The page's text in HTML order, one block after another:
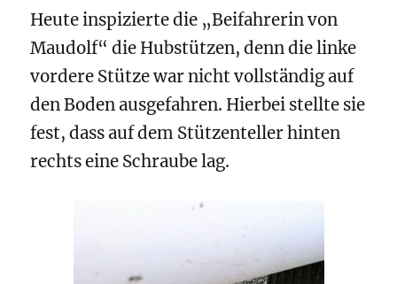
Heute inspizierte die „Beifahrerin von
Maudolf“ die Hubstützen, denn die linke
vordere Stütze war nicht vollständig auf
den Boden ausgefahren. Hierbei stellte sie
fest, dass auf dem Stützenteller hinten
rechts eine Schraube lag.